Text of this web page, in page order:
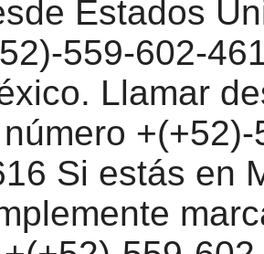
Estados
559-602-
Llamar
Si estás en